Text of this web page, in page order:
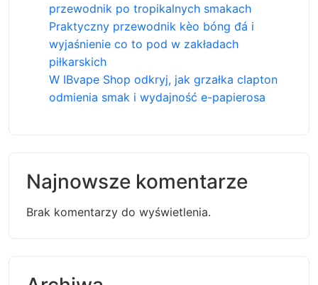
przewodnik po tropikalnych smakach
Praktyczny przewodnik kèo bóng đá i
wyjaśnienie co to pod w zakładach
piłkarskich
W IBvape Shop odkryj, jak grzałka clapton
odmienia smak i wydajność e-papierosa
Najnowsze komentarze
Brak komentarzy do wyświetlenia.